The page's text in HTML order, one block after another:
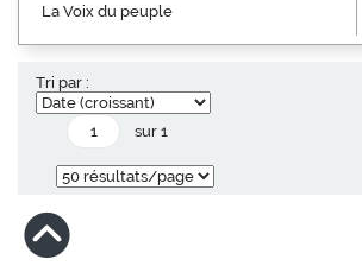
La Voix du peuple
Tri par :
sur 1